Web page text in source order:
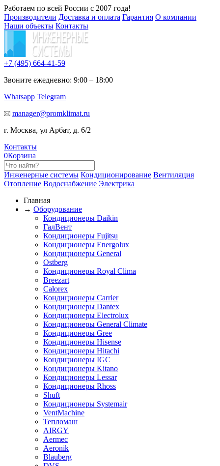
Работаем по всей России с 2007 года!
Производители Доставка и оплата Гарантия О компании
Наши объекты Контакты
+7 (495) 664-41-59
Звоните ежедневно: 9:00 – 18:00
Whatsapp Telegram
manager@promklimat.ru
г. Москва, ул Арбат, д. 6/2
Контакты
0Корзина
Инженерные системы Кондиционирование Вентиляция
Отопление Водоснабжение Электрика
Главная
→ Оборудование
Кондиционеры Daikin
ГалВент
Кондиционеры Fujitsu
Кондиционеры Energolux
Кондиционеры General
Ostberg
Кондиционеры Royal Clima
Breezart
Calorex
Кондиционеры Carrier
Кондиционеры Dantex
Кондиционеры Electrolux
Кондиционеры General Climate
Кондиционеры Gree
Кондиционеры Hisense
Кондиционеры Hitachi
Кондиционеры IGC
Кондиционеры Kitano
Кондиционеры Lessar
Кондиционеры Rhoss
Shuft
Кондиционеры Systemair
VentMachine
Тепломаш
AIRGY
Aermec
Aeronik
Blauberg